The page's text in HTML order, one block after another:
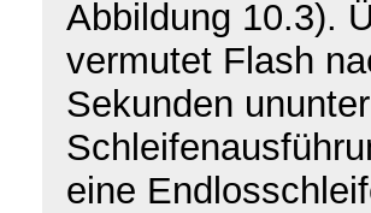
Abbildung 10.3).
vermutet Flash
Sekunden
eine